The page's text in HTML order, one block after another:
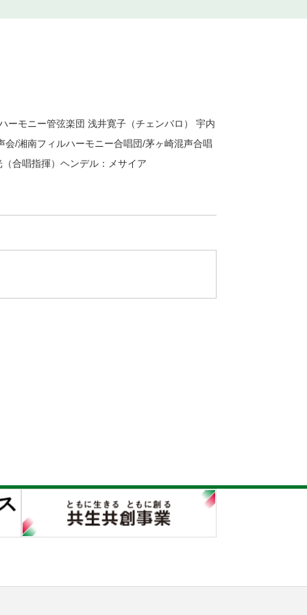
ーモニー管弦楽団 浅井寛子（チェンバロ） 宇内
/湘南フィルハーモニー合唱団/茅ヶ崎混声合唱
合唱指揮）ヘンデル：メサイア